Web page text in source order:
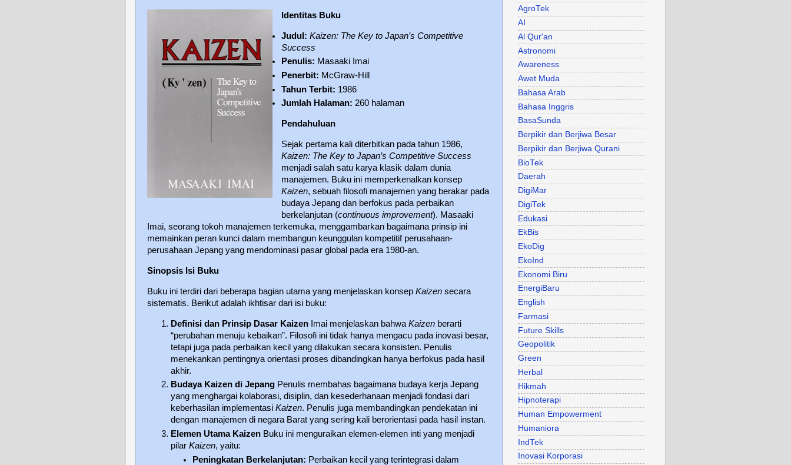
Identitas Buku
Judul: Kaizen: The Key to Japan’s Competitive
Success
Penulis: Masaaki Imai
Penerbit: McGraw-Hill
Tahun Terbit: 1986
Jumlah Halaman: 260 halaman
Pendahuluan
Sejak pertama kali diterbitkan pada tahun 1986,
Kaizen: The Key to Japan’s Competitive Success
menjadi salah satu karya klasik dalam dunia
manajemen. Buku ini memperkenalkan konsep
Kaizen, sebuah filosofi manajemen yang berakar pada
budaya Jepang dan berfokus pada perbaikan
berkelanjutan (continuous improvement). Masaaki
Imai, seorang tokoh manajemen terkemuka, menggambarkan bagaimana prinsip ini
memainkan peran kunci dalam membangun keunggulan kompetitif perusahaan-
perusahaan Jepang yang mendominasi pasar global pada era 1980-an.
Sinopsis Isi Buku
Buku ini terdiri dari beberapa bagian utama yang menjelaskan konsep Kaizen secara
sistematis. Berikut adalah ikhtisar dari isi buku:
Definisi dan Prinsip Dasar Kaizen Imai menjelaskan bahwa Kaizen berarti
“perubahan menuju kebaikan”. Filosofi ini tidak hanya mengacu pada inovasi besar,
tetapi juga pada perbaikan kecil yang dilakukan secara konsisten. Penulis
menekankan pentingnya orientasi proses dibandingkan hanya berfokus pada hasil
akhir.
Budaya Kaizen di Jepang Penulis membahas bagaimana budaya kerja Jepang
yang menghargai kolaborasi, disiplin, dan kesederhanaan menjadi fondasi dari
keberhasilan implementasi Kaizen. Penulis juga membandingkan pendekatan ini
dengan manajemen di negara Barat yang sering kali berorientasi pada hasil instan.
Elemen Utama Kaizen Buku ini menguraikan elemen-elemen inti yang menjadi
pilar Kaizen, yaitu:
Peningkatan Berkelanjutan: Perbaikan kecil yang terintegrasi dalam
AgroTek
AI
Al Qur'an
Astronomi
Awareness
Awet Muda
Bahasa Arab
Bahasa Inggris
BasaSunda
Berpikir dan Berjiwa Besar
Berpikir dan Berjiwa Qurani
BioTek
Daerah
DigiMar
DigiTek
Edukasi
EkBis
EkoDig
EkoInd
Ekonomi Biru
EnergiBaru
English
Farmasi
Future Skills
Geopolitik
Green
Herbal
Hikmah
Hipnoterapi
Human Empowerment
Humaniora
IndTek
Inovasi Korporasi